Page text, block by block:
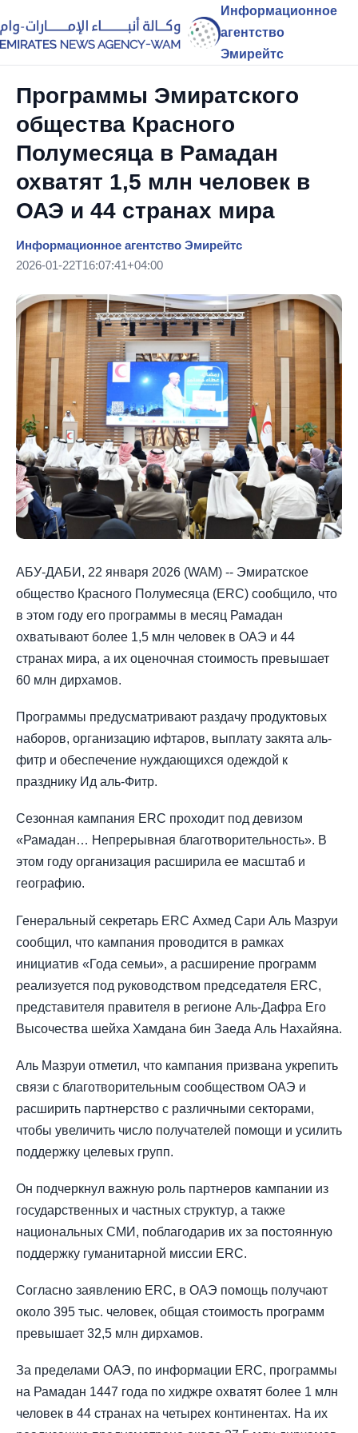
Информационное
агентство
Эмирейтс
Программы Эмиратского
общества Красного
Полумесяца в Рамадан
охватят 1,5 млн человек в
ОАЭ и 44 странах мира
Информационное агентство Эмирейтс
2026-01-22T16:07:41+04:00
АБУ-ДАБИ, 22 января 2026 (WAM) -- Эмиратское
общество Красного Полумесяца (ERC) сообщило, что
в этом году его программы в месяц Рамадан
охватывают более 1,5 млн человек в ОАЭ и 44
странах мира, а их оценочная стоимость превышает
60 млн дирхамов.
Программы предусматривают раздачу продуктовых
наборов, организацию ифтаров, выплату закята аль-
фитр и обеспечение нуждающихся одеждой к
празднику Ид аль-Фитр.
Сезонная кампания ERC проходит под девизом
«Рамадан… Непрерывная благотворительность». В
этом году организация расширила ее масштаб и
географию.
Генеральный секретарь ERC Ахмед Сари Аль Мазруи
сообщил, что кампания проводится в рамках
инициатив «Года семьи», а расширение программ
реализуется под руководством председателя ERC,
представителя правителя в регионе Аль-Дафра Его
Высочества шейха Хамдана бин Заеда Аль Нахайяна.
Аль Мазруи отметил, что кампания призвана укрепить
связи с благотворительным сообществом ОАЭ и
расширить партнерство с различными секторами,
чтобы увеличить число получателей помощи и усилить
поддержку целевых групп.
Он подчеркнул важную роль партнеров кампании из
государственных и частных структур, а также
национальных СМИ, поблагодарив их за постоянную
поддержку гуманитарной миссии ERC.
Согласно заявлению ERC, в ОАЭ помощь получают
около 395 тыс. человек, общая стоимость программ
превышает 32,5 млн дирхамов.
За пределами ОАЭ, по информации ERC, программы
на Рамадан 1447 года по хиджре охватят более 1 млн
человек в 44 странах на четырех континентах. На их